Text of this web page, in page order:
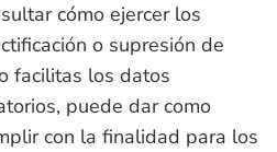
cómo ejercer los
o supresión de
facilitas los datos
puede dar como
con la finalidad para los